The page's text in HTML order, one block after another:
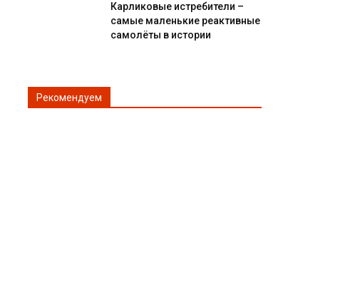
Карликовые истребители –
самые маленькие реактивные
самолёты в истории
Рекомендуем